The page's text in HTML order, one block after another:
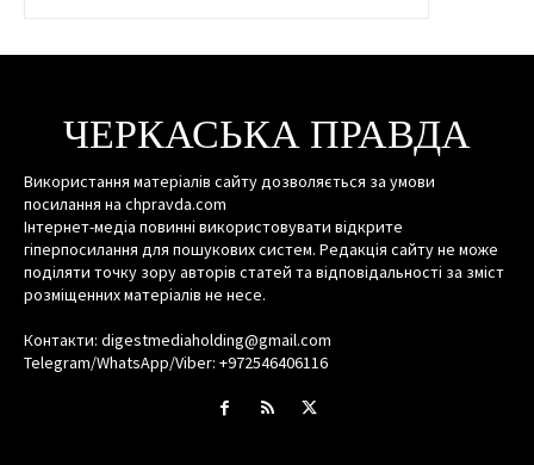
ЧЕРКАСЬКА ПРАВДА
Використання матеріалів сайту дозволяється за умови
посилання на chpravda.com
Інтернет-медіа повинні використовувати відкрите
гіперпосилання для пошукових систем. Редакція сайту не може
поділяти точку зору авторів статей та відповідальності за зміст
розміщенних матеріалів не несе.
Контакти: digestmediaholding@gmail.com
Telegram/WhatsApp/Viber: +972546406116